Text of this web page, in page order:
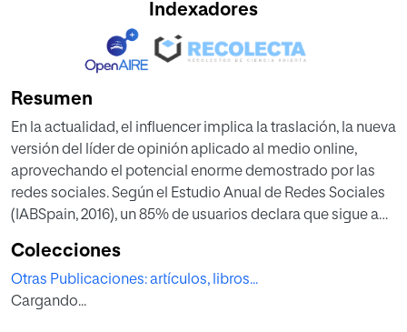
Indexadores
Resumen
En la actualidad, el influencer implica la traslación, la nueva
versión del líder de opinión aplicado al medio online,
aprovechando el potencial enorme demostrado por las
redes sociales. Según el Estudio Anual de Redes Sociales
(IABSpain, 2016), un 85% de usuarios declara que sigue a
persona que posee cierta credibilidad sobre un tema
concreto y que su presencia e influencia en las redes
sociales hace que se convierta en un prescriptor idóneo de
Colecciones
Otras Publicaciones: artículos, libros...
Cargando...